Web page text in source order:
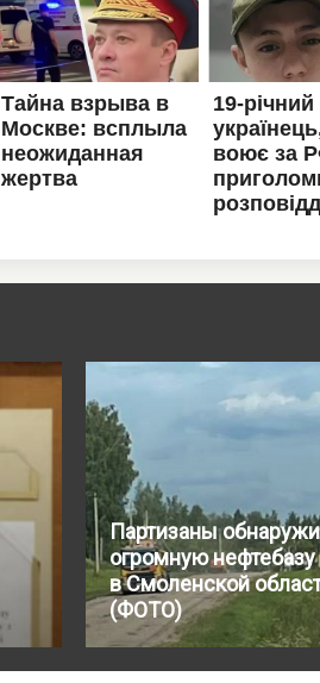
Партизаны
огромную нефтебазу
в Смоленской
(ФОТО)